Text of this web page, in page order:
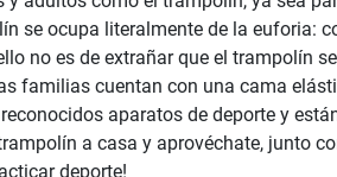
se ocupa literalmente de la euforia:
no es de extrañar que el trampolín
familias cuentan con una cama
aparatos de deporte y
a casa y aprovéchate, junto
deporte!